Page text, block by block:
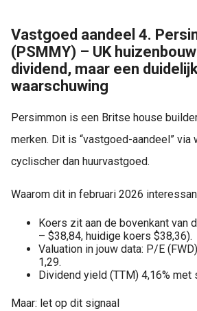
Vastgoed aandeel 4.
(PSMMY) – UK
dividend, maar een
waarschuwing
Persimmon is een Britse house
merken. Dit is “vastgoed-aandeel” via
cyclischer dan huurvastgoed.
Waarom dit in februari 2026
Koers zit aan de bovenkant van
– $38,84, huidige koers $38,36).
Valuation in jouw data: P/E
1,29.
Dividend yield (TTM) 4,16% met
Maar: let op dit signaal